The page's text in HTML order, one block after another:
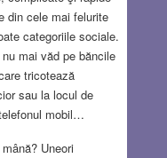
din cele mai felurite
categoriile sociale.
mai văd pe băncile
tricotează
sau la locul de
mobil…
Uneori